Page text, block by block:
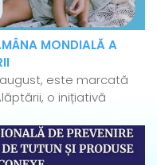
MONDIALĂ A
este marcată
o inițiativă